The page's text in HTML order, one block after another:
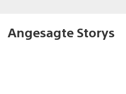
Angesagte Storys